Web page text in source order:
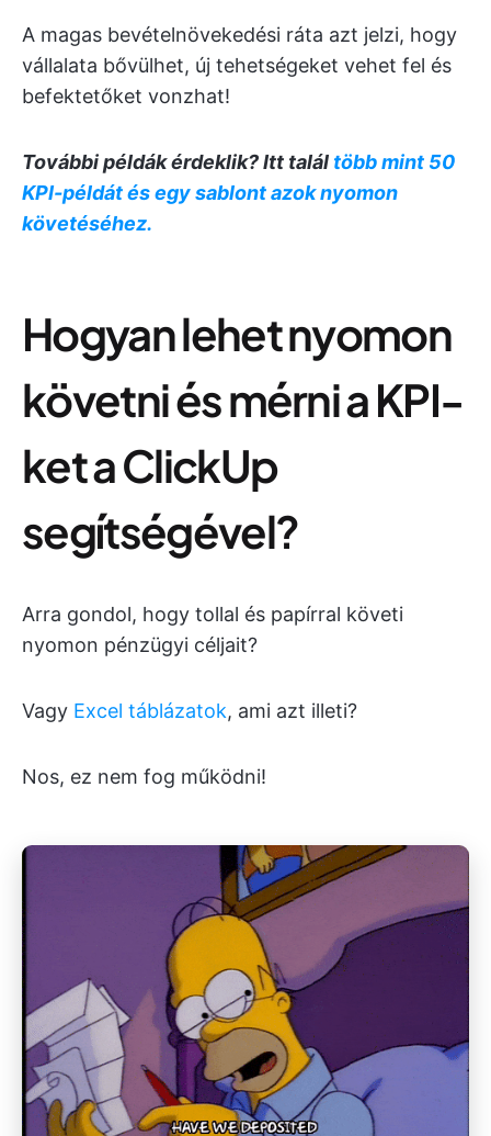
A magas bevételnövekedési ráta azt jelzi, hogy
vállalata bővülhet, új tehetségeket vehet fel és
befektetőket vonzhat!
További példák érdeklik? Itt talál több mint 50
KPI-példát és egy sablont azok nyomon
követéséhez.
Hogyan lehet nyomon
követni és mérni a KPI-
ket a ClickUp
segítségével?
Arra gondol, hogy tollal és papírral követi
nyomon pénzügyi céljait?
Vagy Excel táblázatok, ami azt illeti?
Nos, ez nem fog működni!